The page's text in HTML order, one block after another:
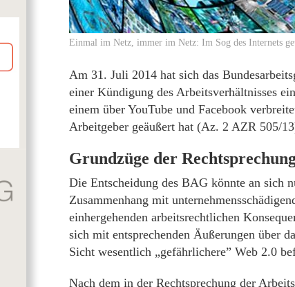
Einmal im Netz, immer im Netz: Im Sog des Internets
Am 31. Juli 2014 hat sich das
einer Kündigung des Arbeitsverhältnisses
einem über YouTube und Facebook
Arbeitgeber geäußert hat (Az. 2 AZR 505/
Grundzüge der
Die Entscheidung des BAG könnte an sich
Zusammenhang mit
einhergehenden arbeitsrechtlichen
sich mit entsprechenden Äußerungen über
Sicht wesentlich „gefährlichere” Web 2.0
Nach dem in der Rechtsprechung der